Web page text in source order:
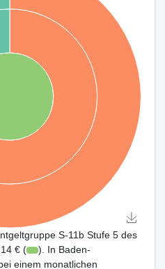
S-11b Stufe 5 des
€ (
). In Baden-
einem monatlichen